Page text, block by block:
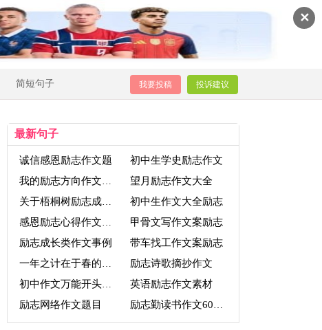
✕
简短句子 我要投稿 投诉建议
最新句子
诚信感恩励志作文题 初中生学史励志作文
望月励志作文大全
关于梧桐树励志成长的作文 初中生作文大全励志
甲骨文写作文案励志
励志成长类作文事例
带车找工作文案励志
励志诗歌摘抄作文
初中作文万能开头励志
英语励志作文素材
励志网络作文题目